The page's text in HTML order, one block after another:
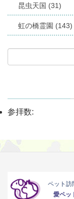
昆虫天国 (31)
虹の橋霊園 (143)
参拝数:
ペット訪
愛ペッ